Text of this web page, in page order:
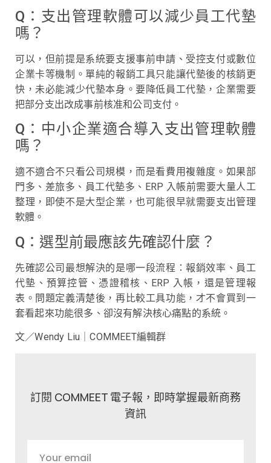
Q：支出管理軟體可以減少員工代墊
嗎？
可以，但前提是系統要支援事前申請、受控支付或數位
企業卡等機制。單純的報銷工具只能讓代墊後的核銷更
快，未必能減少代墊本身。要降低員工代墊，企業需要
把部分支出改成事前核准和公司支付。
Q：中小企業適合導入支出管理軟體
嗎？
適不適合不只看公司規模，而是看費用複雜度。如果部
門多、差旅多、員工代墊多、ERP 入帳前需要大量人工
整理，即使不是大型企業，也可能很早就需要支出管理
軟體。
Q：選型前最應該先確認什麼？
先確認公司最想解決的是哪一段流程：報銷效率、員工
代墊、預算控管、憑證稽核、ERP 入帳，還是管理報
表。問題定義清楚後，再比較工具功能，才不會買到一
套看起來功能很多、卻沒有解決核心痛點的系統。
文／Wendy Liu｜COMMEET編輯群
訂閱 COMMEET 電子報，即時掌握最新商務
資訊